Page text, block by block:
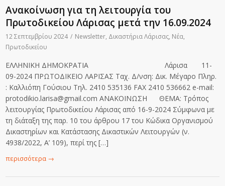
Ανακοίνωση για τη λειτουργία του
Πρωτοδικείου Λάρισας μετά την 16.09.2024
12 Σεπτεμβρίου 2024 / Newsletter, Δικαστήρια Λάρισας, Νέα,
Πρωτοδικείου
ΕΛΛΗΝΙΚΗ ΔΗΜΟΚΡΑΤΙΑ Λάρισα 11-
09-2024 ΠΡΩΤΟΔΙΚΕΙΟ ΛΑΡΙΣΑΣ Ταχ. Δ/νση: Δικ. Μέγαρο Πληρ.
: Καλλιόπη Γούσιου Τηλ. 2410 535136 FAX 2410 536662 e-mail:
protodikio.larisa@gmail.com ΑΝΑΚΟΙΝΩΣΗ ΘΕΜΑ: Τρόπος
λειτουργίας Πρωτοδικείου Λάρισας από 16-9-2024 Σύμφωνα με
τη διάταξη της παρ. 10 του άρθρου 17 του Κώδικα Οργανισμού
Δικαστηρίων και Κατάστασης Δικαστικών Λειτουργών (ν.
4938/2022, Α’ 109), περί της […]
περισσότερα →